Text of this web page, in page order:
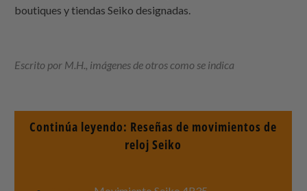
boutiques y tiendas Seiko designadas.
Escrito por M.H., imágenes de otros como se indica
Continúa leyendo: Reseñas de movimientos de
reloj Seiko